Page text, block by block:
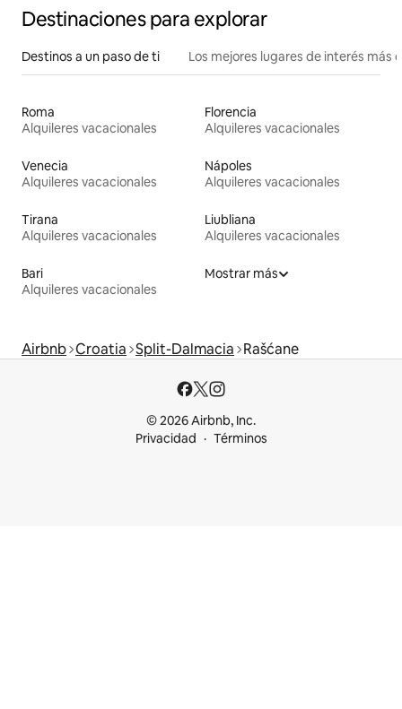
Destinaciones para explorar
Destinos a un paso de ti Los mejores lugares de interés más
Roma
Alquileres vacacionales
Florencia
Alquileres vacacionales
Venecia
Alquileres vacacionales
Nápoles
Alquileres vacacionales
Tirana
Alquileres vacacionales
Liubliana
Alquileres vacacionales
Bari
Alquileres vacacionales
Mostrar más
Airbnb Croatia Split-Dalmacia Rašćane
© 2026 Airbnb, Inc.
Privacidad
Términos